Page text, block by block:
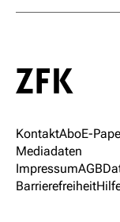
KontaktAboE-
Mediadaten
ImpressumAGB
Barrierefreiheit